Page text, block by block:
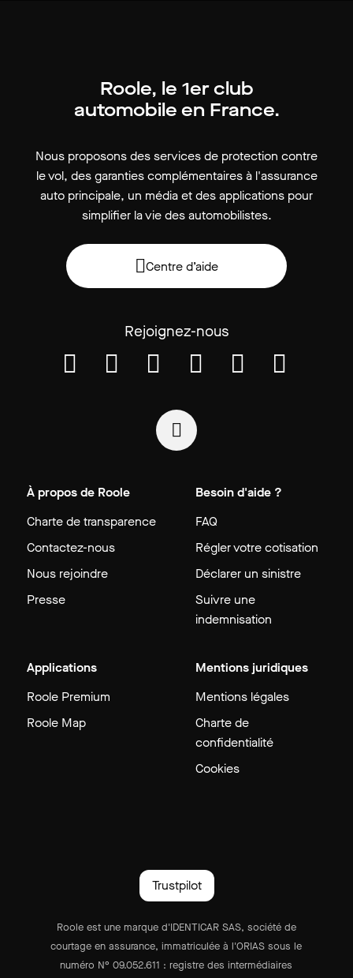
Roole, le 1er club
automobile en France.
Nous proposons des services de protection contre
le vol, des garanties complémentaires à l'assurance
auto principale, un média et des applications pour
simplifier la vie des automobilistes.
Centre d’aide
Rejoignez-nous
À propos de Roole
Charte de transparence
Contactez-nous
Nous rejoindre
Presse
Besoin d'aide ?
FAQ
Régler votre cotisation
Déclarer un sinistre
Suivre une
indemnisation
Applications
Roole Premium
Roole Map
Mentions juridiques
Mentions légales
Charte de
confidentialité
Cookies
Trustpilot
Roole est une marque d'IDENTICAR SAS, société de
courtage en assurance, immatriculée à l'ORIAS sous le
numéro N° 09.052.611 : registre des intermédiaires